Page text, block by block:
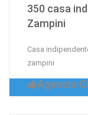
350 casa
Zampini
Casa
zampini